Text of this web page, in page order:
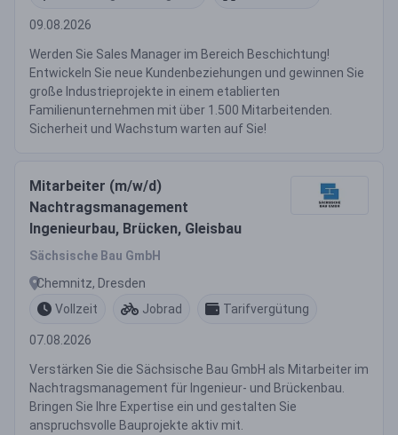
09.08.2026
Werden Sie Sales Manager im Bereich Beschichtung!
Entwickeln Sie neue Kundenbeziehungen und gewinnen Sie
große Industrieprojekte in einem etablierten
Familienunternehmen mit über 1.500 Mitarbeitenden.
Sicherheit und Wachstum warten auf Sie!
Mitarbeiter (m/w/d)
Nachtragsmanagement
Ingenieurbau, Brücken, Gleisbau
Sächsische Bau GmbH
Chemnitz, Dresden
Vollzeit
Jobrad Tarifvergütung
07.08.2026
Verstärken Sie die Sächsische Bau GmbH als Mitarbeiter im
Nachtragsmanagement für Ingenieur- und Brückenbau.
Bringen Sie Ihre Expertise ein und gestalten Sie
anspruchsvolle Bauprojekte aktiv mit.